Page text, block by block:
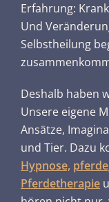
Erfahrung:
Und
Selbstheilung
Deshalb haben
Unsere eigene
Ansätze,
und Tier. Dazu
Hypnose,
Pferdetherapie